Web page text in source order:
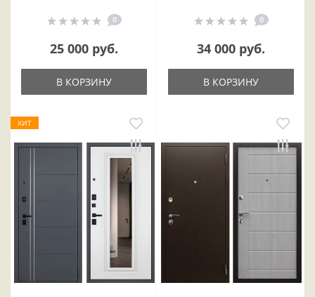
0
25 000 руб.
В КОРЗИНУ
0
34 000 руб.
В КОРЗИНУ
ХИТ